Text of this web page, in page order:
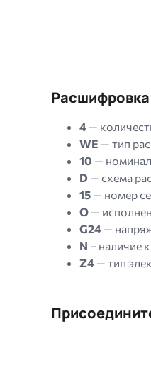
Расшифровка
4 —
WE — тип
10 —
D — схема
15 — номер
O —
G24 —
N – наличие
Z4 — тип